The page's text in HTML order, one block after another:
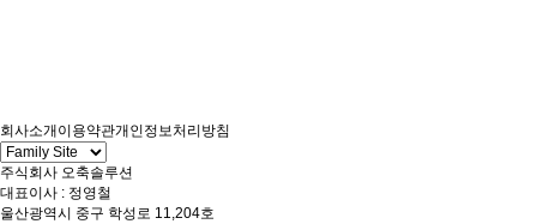
회사소개 이용약관개인정보처리방침
주식회사 오축솔루션
대표이사 : 정영철
울산광역시 중구 학성로 11,204호